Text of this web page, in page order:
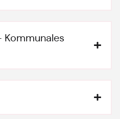
Kommunales